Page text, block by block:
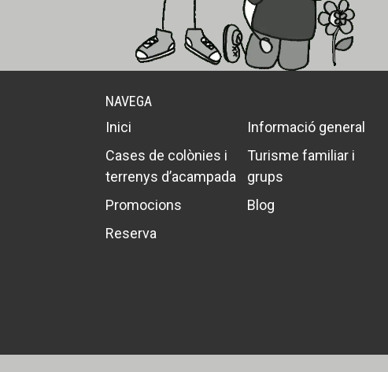
NAVEGA
Inici
Informació general
Cases de colònies i
terrenys d’acampada
Turisme familiar i
grups
Promocions
Blog
Reserva